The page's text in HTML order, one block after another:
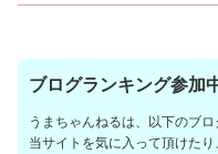
ブログランキング参加
うまちゃんねるは、以下のブ
当サイトを気に入って頂けた